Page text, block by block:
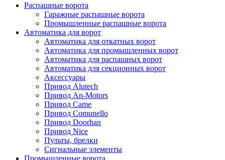
Распашные ворота
Гаражные распашные ворота
Промышленные распашные ворота
Автоматика для ворот
Автоматика для откатных ворот
Автоматика для промышленных ворот
Автоматика для распашных ворот
Автоматика для секционных ворот
Аксессуары
Привод Alutech
Привод An-Motors
Привод Came
Привод Comunello
Привод Doorhan
Привод Nice
Пульты, брелки
Сигнальные элементы
Промышленные ворота